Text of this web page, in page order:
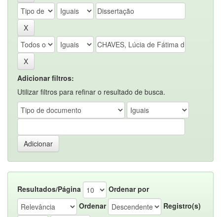
Adicionar filtros:
Utilizar filtros para refinar o resultado de busca.
Resultados/Página
Ordenar por
Ordenar
Registro(s)